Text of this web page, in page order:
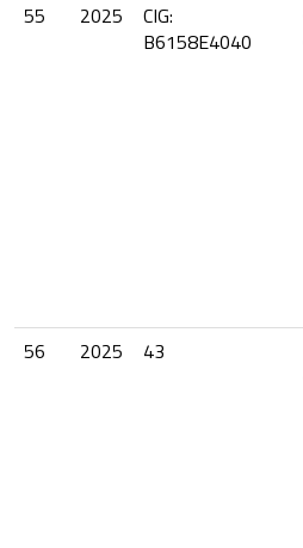
55
2025
CIG:
B6158E4040
56
2025 43